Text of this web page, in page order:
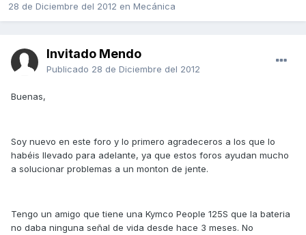
28 de Diciembre del 2012 en Mecánica
Invitado Mendo
Publicado 28 de Diciembre del 2012
Buenas,
Soy nuevo en este foro y lo primero agradeceros a los que lo
habéis llevado para adelante, ya que estos foros ayudan mucho
a solucionar problemas a un monton de jente.
Tengo un amigo que tiene una Kymco People 125S que la bateria
no daba ninguna señal de vida desde hace 3 meses. No